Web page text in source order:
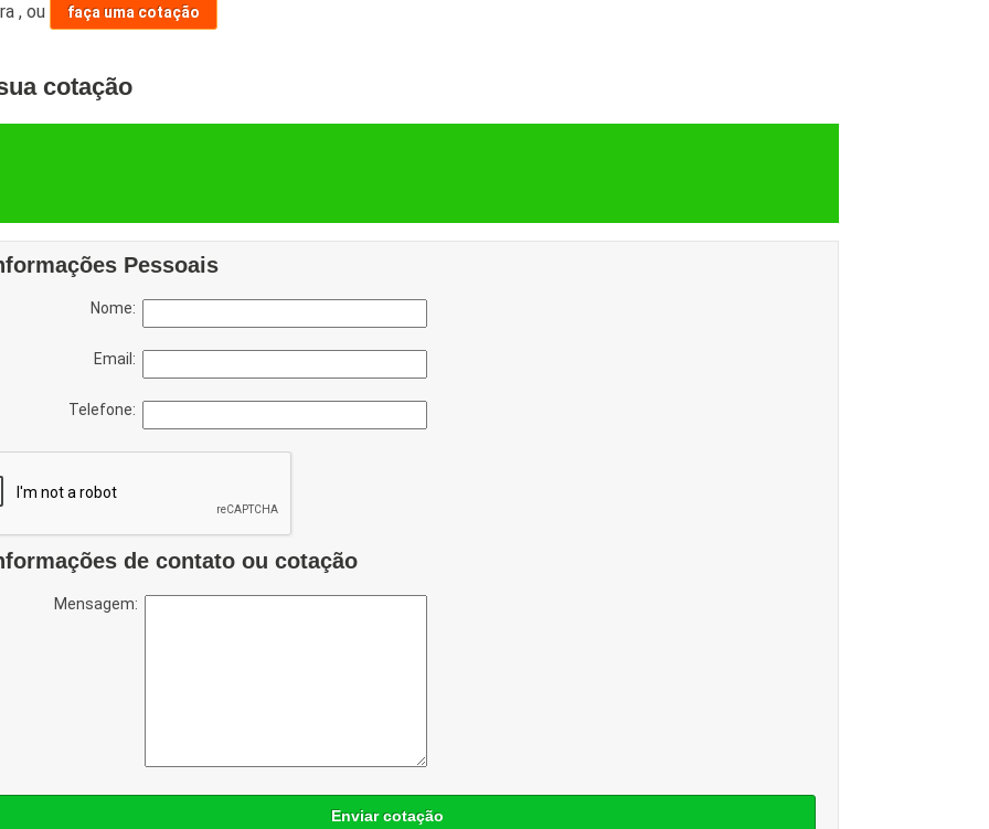
,ou faça uma cotação
cotação
Pessoais
Nome:
Email:
Telefone:
de contato ou cotação
Mensagem:
Enviar cotação